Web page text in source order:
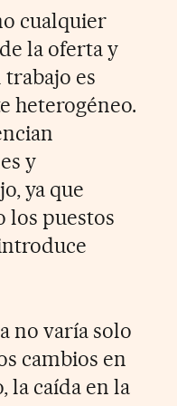
cualquier
la oferta y
es
heterogéneo.
y
ya que
los puestos
no varía solo
cambios en
la caída en la